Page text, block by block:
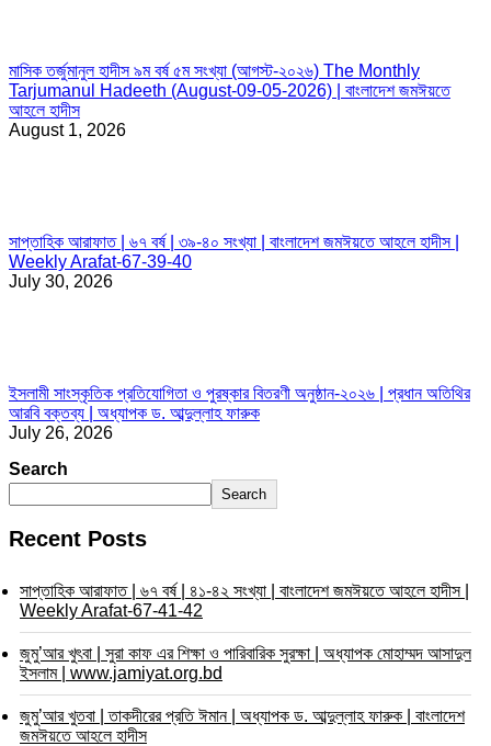
মাসিক তর্জুমানুল হাদীস ৯ম বর্ষ ৫ম সংখ্যা (আগস্ট-২০২৬) The Monthly
Tarjumanul Hadeeth (August-09-05-2026) | বাংলাদেশ জমঈয়তে
আহলে হাদীস
August 1, 2026
সাপ্তাহিক আরাফাত | ৬৭ বর্ষ | ৩৯-৪০ সংখ্যা | বাংলাদেশ জমঈয়তে আহলে হাদীস |
Weekly Arafat-67-39-40
July 30, 2026
ইসলামী সাংস্কৃতিক প্রতিযোগিতা ও পুরষ্কার বিতরণী অনুষ্ঠান-২০২৬ | প্রধান অতিথির
আরবি বক্তব্য | অধ্যাপক ড. আব্দুল্লাহ ফারুক
July 26, 2026
Search
Search
Recent Posts
সাপ্তাহিক আরাফাত | ৬৭ বর্ষ | ৪১-৪২ সংখ্যা | বাংলাদেশ জমঈয়তে আহলে হাদীস |
Weekly Arafat-67-41-42
জুমু’আর খুৎবা | সুরা কাফ এর শিক্ষা ও পারিবারিক সুরক্ষা | অধ্যাপক মোহাম্মদ আসাদুল
ইসলাম | www.jamiyat.org.bd
জুমু’আর খুতবা | তাকদীরের প্রতি ঈমান | অধ্যাপক ড. আব্দুল্লাহ ফারুক | বাংলাদেশ
জমঈয়তে আহলে হাদীস